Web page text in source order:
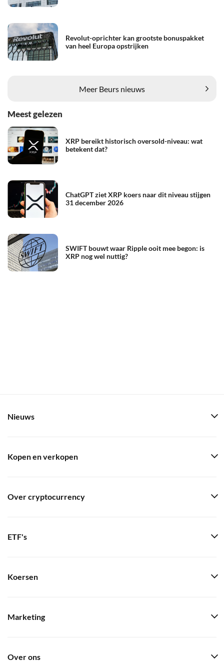
Revolut-oprichter kan grootste bonuspakket
van heel Europa opstrijken
Meer Beurs nieuws
Meest gelezen
XRP bereikt historisch oversold-niveau: wat
betekent dat?
ChatGPT ziet XRP koers naar dit niveau stijgen
31 december 2026
SWIFT bouwt waar Ripple ooit mee begon: is
XRP nog wel nuttig?
Nieuws
Kopen en verkopen
Over cryptocurrency
ETF's
Koersen
Marketing
Over ons